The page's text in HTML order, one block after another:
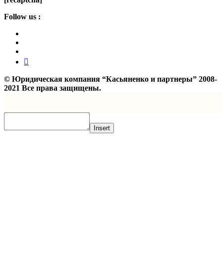
Follow us :
© Юридическая компания “Касьяненко и партнеры” 2008-
2021 Все права защищены.
Insert